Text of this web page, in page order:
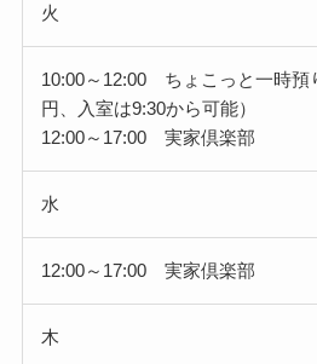
火
10:00～12:00 ちょこっと一時預
円、入室は9:30から可能）
12:00～17:00 実家倶楽部
水
12:00～17:00 実家倶楽部
木